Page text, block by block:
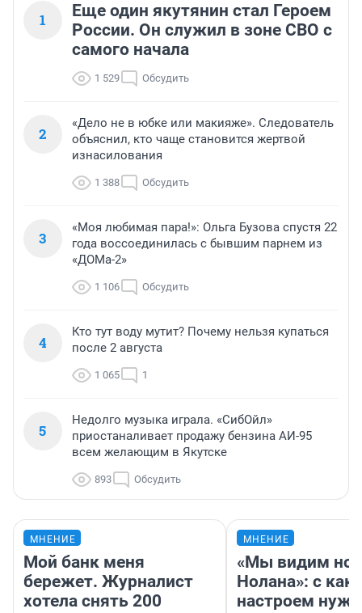
1
Еще один якутянин стал Героем
России. Он служил в зоне СВО с
самого начала
1 529 Обсудить
2
«Дело не в юбке или макияже». Следователь
объяснил, кто чаще становится жертвой
изнасилования
1 388 Обсудить
3
«Моя любимая пара!»: Ольга Бузова спустя 22
года воссоединилась с бывшим парнем из
«ДОМа-2»
1 106 Обсудить
4
Кто тут воду мутит? Почему нельзя купаться
после 2 августа
1 065 1
5
Недолго музыка играла. «СибОйл»
приостаналивает продажу бензина АИ-95
всем желающим в Якутске
893 Обсудить
МНЕНИЕ
Мой банк меня
бережет. Журналист
хотела снять 200
МНЕНИЕ
«Мы видим
Нолана»: с
настроем